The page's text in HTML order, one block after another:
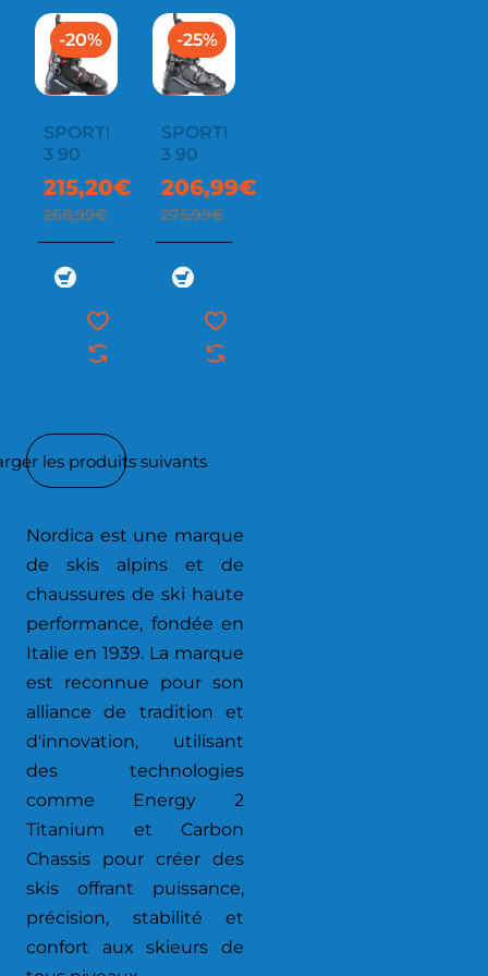
-20%
SPORTMACHINE
3 90
215,20€
268,99€
-25%
SPORTMACHINE
3 90
206,99€
275,99€
les produits suivants
Nordica est une marque
de skis alpins et de
chaussures de ski haute
performance, fondée en
Italie en 1939. La marque
est reconnue pour son
alliance de tradition et
d'innovation, utilisant
des technologies
comme Energy 2
Titanium et Carbon
Chassis pour créer des
skis offrant puissance,
précision, stabilité et
confort aux skieurs de